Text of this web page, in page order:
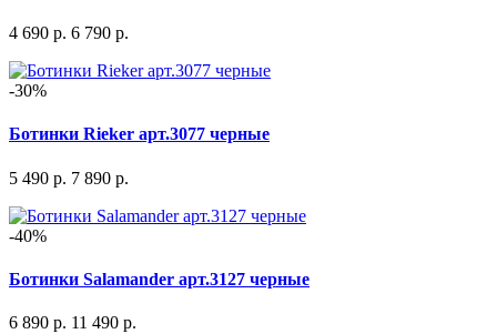
4 690 р. 6 790 р.
-30%
Ботинки Rieker арт.3077 черные
5 490 р. 7 890 р.
-40%
Ботинки Salamander арт.3127 черные
6 890 р. 11 490 р.